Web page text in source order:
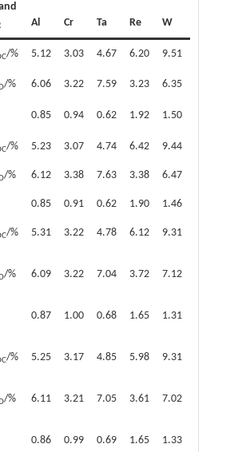
Al Cr Ta Re W
/% 5.12 3.03 4.67 6.20 9.51
/% 6.06 3.22 7.59 3.23 6.35
0.85 0.94 0.62 1.92 1.50
/% 5.23 3.07 4.74 6.42 9.44
/% 6.12 3.38 7.63 3.38 6.47
0.85 0.91 0.62 1.90 1.46
/% 5.31 3.22 4.78 6.12 9.31
/% 6.09 3.22 7.04 3.72 7.12
0.87 1.00 0.68 1.65 1.31
/% 5.25 3.17 4.85 5.98 9.31
/% 6.11 3.21 7.05 3.61 7.02
0.86 0.99 0.69 1.65 1.33